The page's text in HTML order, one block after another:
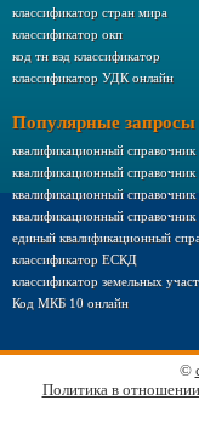
классификатор стран мира
классификатор окп
код тн вэд классификатор
классификатор УДК онлайн
Популярные запросы
квалификационный
квалификационный
квалификационный
квалификационный справочник
единый квалификационный
классификатор ЕСКД
классификатор земельных
Код МКБ 10 онлайн
©
Политика в